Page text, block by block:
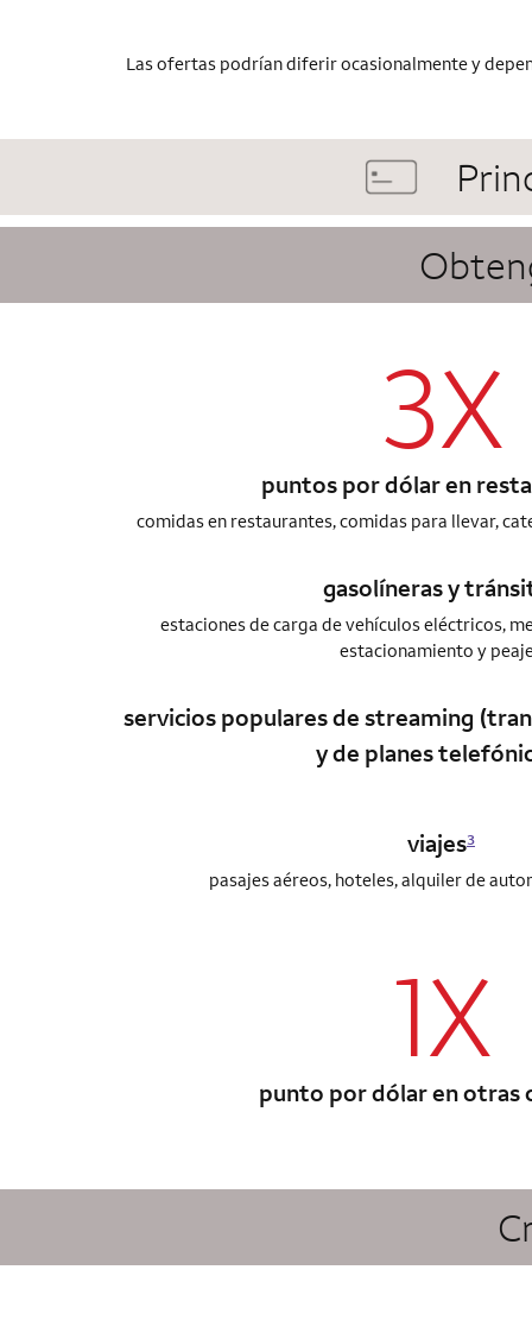
Las ofertas podrían diferir ocasionalmente y
3X
puntos por dólar en
comidas en restaurantes, comidas para llevar,
column 1
gasolíneras y
estaciones de carga de vehículos eléctricos,
estacionamiento y
servicios populares de streaming
y de planes
viajes3
pasajes aéreos, hoteles, alquiler de
column 1
1X
punto por dólar en otras